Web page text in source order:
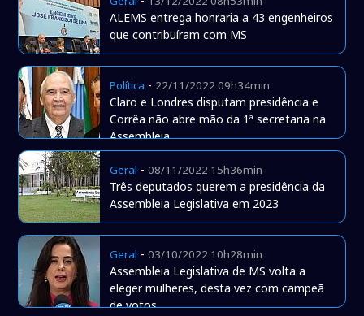
ALEMS entrega honraria a 43 engenheiros
que contribuíram com MS
Política - 22/11/2022 09h34min
Claro e Londres disputam presidência e
Corrêa não abre mão da 1ª secretaria na
Assembleia
Geral -08/11/2022 15h36min
Três deputados querem a presidência da
Assembleia Legislativa em 2023
Geral -03/10/2022 10h28min
Assembleia Legislativa de MS volta a
eleger mulheres, desta vez com campeã
de votos